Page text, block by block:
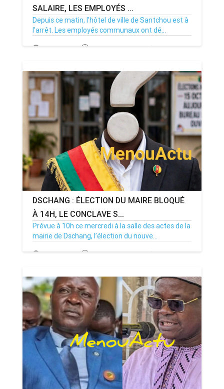
SALAIRE, LES EMPLOYÉS ...
Depuis ce matin, l’hôtel de ville de Santchou est à
l’arrêt. Les employés communaux ont dé...
20/07/26 Par MenouActu 0
DSCHANG : ÉLECTION DU MAIRE BLOQUÉ
À 14H, LE CONCLAVE S...
Prévue à 10h ce mercredi à la salle des actes de la
mairie de Dschang, l’élection du nouve...
15/07/26 Par MenouActu 0